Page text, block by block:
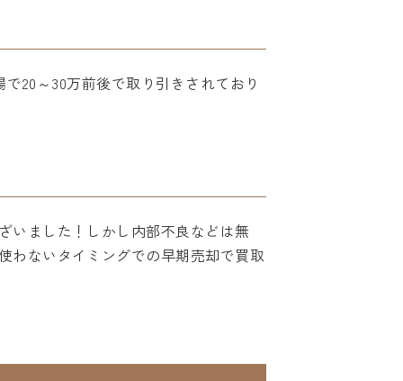
20～30万前後で取り引きされており
いました！しかし内部不良などは無
わないタイミングでの早期売却で買取